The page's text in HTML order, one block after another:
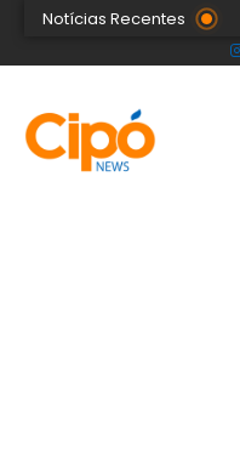
Notícias Recentes